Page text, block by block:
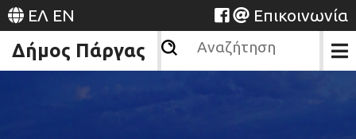
ΕΛ EN Επικοινωνία
Δήμος Πάργας